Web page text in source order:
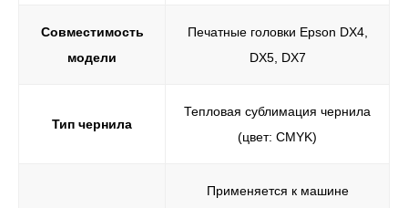
Совместимость
модели
Печатные головки Epson DX4,
DX5, DX7
Тип чернила
Тепловая сублимация чернила
(цвет: CMYK)
Применяется к машине